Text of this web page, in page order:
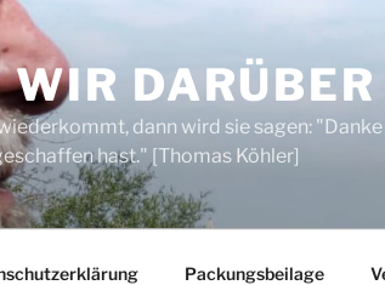
WIR DARÜBER
dann wird sie sagen:
hast." [Thomas Köhler]
Packungsbeilage